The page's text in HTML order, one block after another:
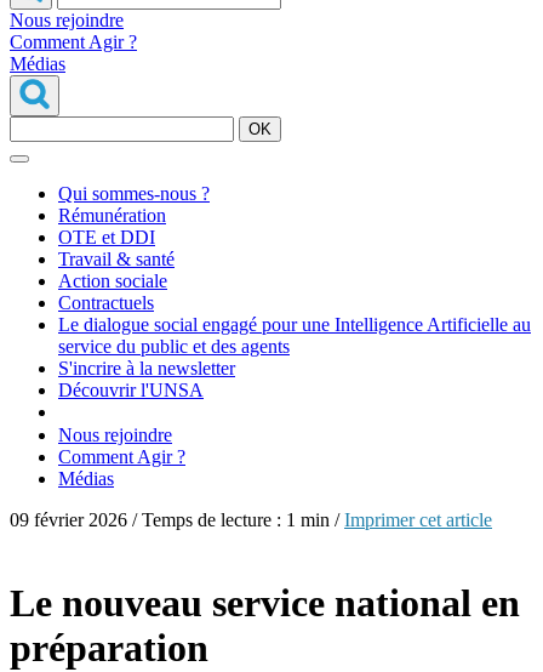
Nous rejoindre
Comment Agir ?
Médias
OK
Qui sommes-nous ?
Rémunération
OTE et DDI
Travail & santé
Action sociale
Contractuels
Le dialogue social engagé pour une Intelligence Artificielle au
service du public et des agents
S'incrire à la newsletter
Découvrir l'UNSA
Nous rejoindre
Comment Agir ?
Médias
09 février 2026 / Temps de lecture : 1 min /Imprimer cet article
Le nouveau service national en
préparation